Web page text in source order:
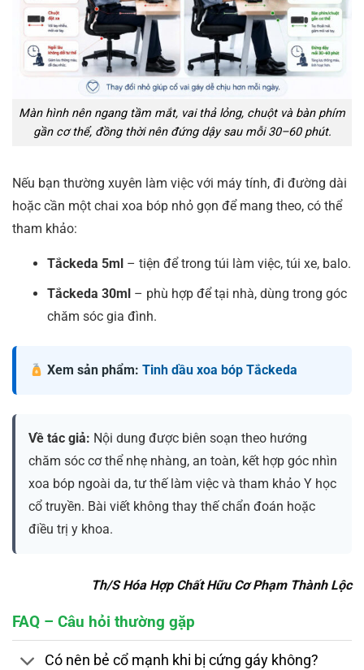
Màn hình nên ngang tầm mắt, vai thả lỏng, chuột và bàn phím
gần cơ thể, đồng thời nên đứng dậy sau mỗi 30–60 phút.
Nếu bạn thường xuyên làm việc với máy tính, đi đường dài
hoặc cần một chai xoa bóp nhỏ gọn để mang theo, có thể
tham khảo:
Tắckeda 5ml– tiện để trong túi làm việc, túi xe, balo.
Tắckeda 30ml – phù hợp để tại nhà, dùng trong góc
chăm sóc gia đình.
Xem sản phẩm: Tinh dầu xoa bóp Tắckeda
Về tác giả: Nội dung được biên soạn theo hướng
chăm sóc cơ thể nhẹ nhàng, an toàn, kết hợp góc nhìn
xoa bóp ngoài da, tư thế làm việc và tham khảo Y học
cổ truyền. Bài viết không thay thế chẩn đoán hoặc
điều trị y khoa.
Th/S Hóa Hợp Chất Hữu Cơ Phạm Thành Lộc
FAQ – Câu hỏi thường gặp
Có nên bẻ cổ mạnh khi bị cứng gáy không?